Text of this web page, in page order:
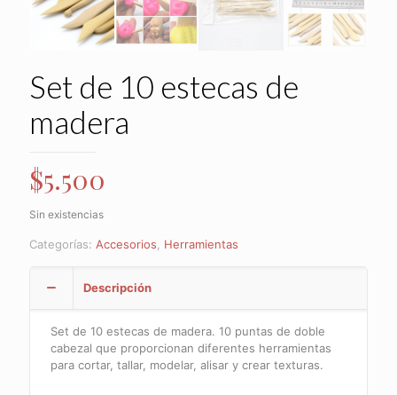
Set de 10 estecas de
madera
$5.500
Sin existencias
Categorías: Accesorios Herramientas
Descripción
Set de 10 estecas de madera. 10 puntas de doble
cabezal que proporcionan diferentes herramientas
para cortar, tallar, modelar, alisar y crear texturas.